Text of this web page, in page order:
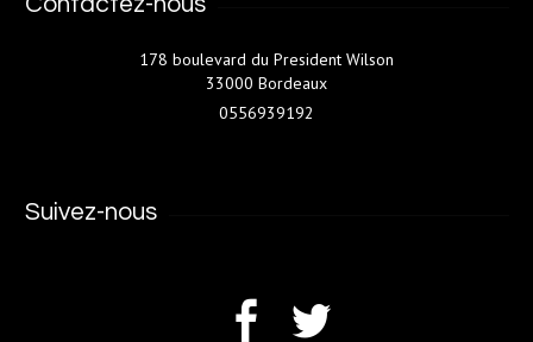
178 boulevard du President Wilson
33000 Bordeaux
0556939192
Suivez-nous